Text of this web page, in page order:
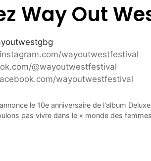
Way Out
instagram.com/wayoutwestfestival
@wayoutwestfestival
wayoutwestfestival
le 10e anniversaire de l'album
pas vivre dans le « monde des